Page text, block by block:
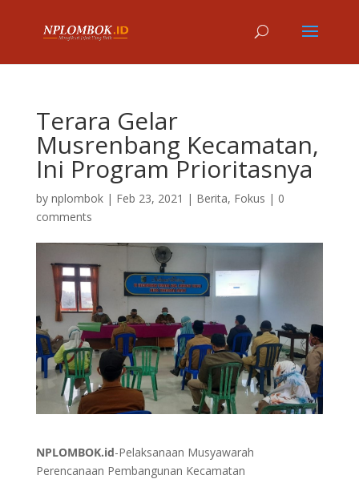
Terara Gelar
Musrenbang Kecamatan,
Ini Program Prioritasnya
by nplombok| Feb 23, 2021 | Berita, Fokus | 0
comments
NPLOMBOK.id-Pelaksanaan Musyawarah
Perencanaan Pembangunan Kecamatan